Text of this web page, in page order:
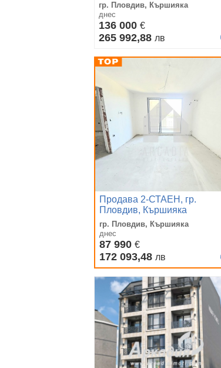
гр. Пловдив, Кършияка
днес
136 000 €
265 992,88 лв
Продава 2-СТАЕН, гр.
Пловдив, Кършияка
гр. Пловдив, Кършияка
днес
87 990 €
172 093,48 лв